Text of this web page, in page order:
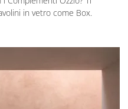
in vetro come Box.